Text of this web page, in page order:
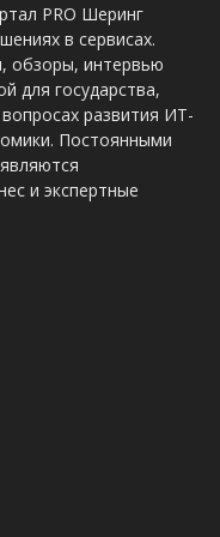
PRO Шеринг
в сервисах.
обзоры, интервью
для государства,
развития ИТ-
Постоянными
и экспертные